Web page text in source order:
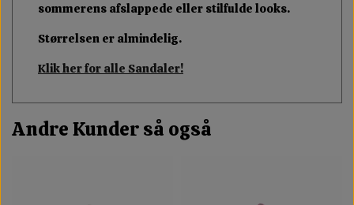
sommerens afslappede eller stilfulde looks.
Størrelsen er almindelig.
Klik her for alle Sandaler!
Andre Kunder så også